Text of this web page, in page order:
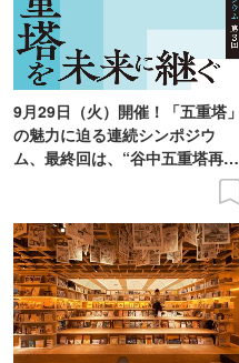
9月29日（火）開催！「五重塔」
の魅力に迫る連続シンポジウ
ム、最終回は、“谷中五重塔再建